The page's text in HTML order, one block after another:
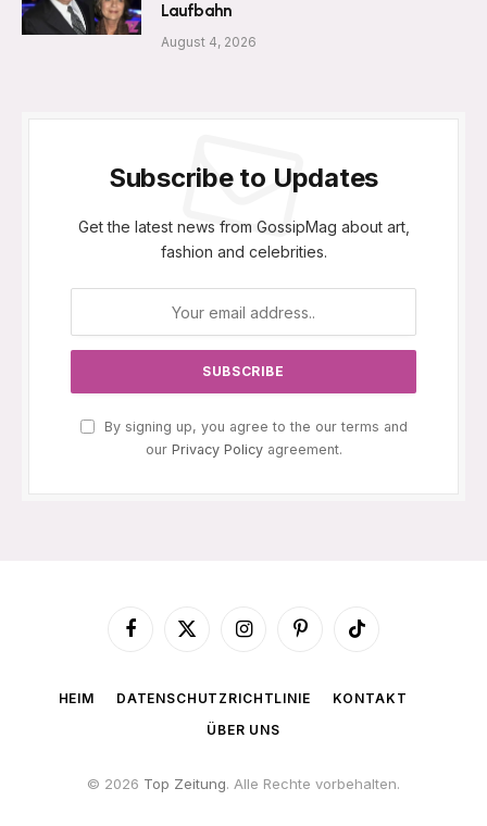
Laufbahn
August 4, 2026
Subscribe to Updates
Get the latest news from GossipMag about art,
fashion and celebrities.
By signing up, you agree to the our terms and
our Privacy Policyagreement.
Facebook
X
InstagramPinterestTikTok
HEIM DATENSCHUTZRICHTLINIE
KONTAKT
ÜBER UNS
© 2026 Top Zeitung. Alle Rechte vorbehalten.